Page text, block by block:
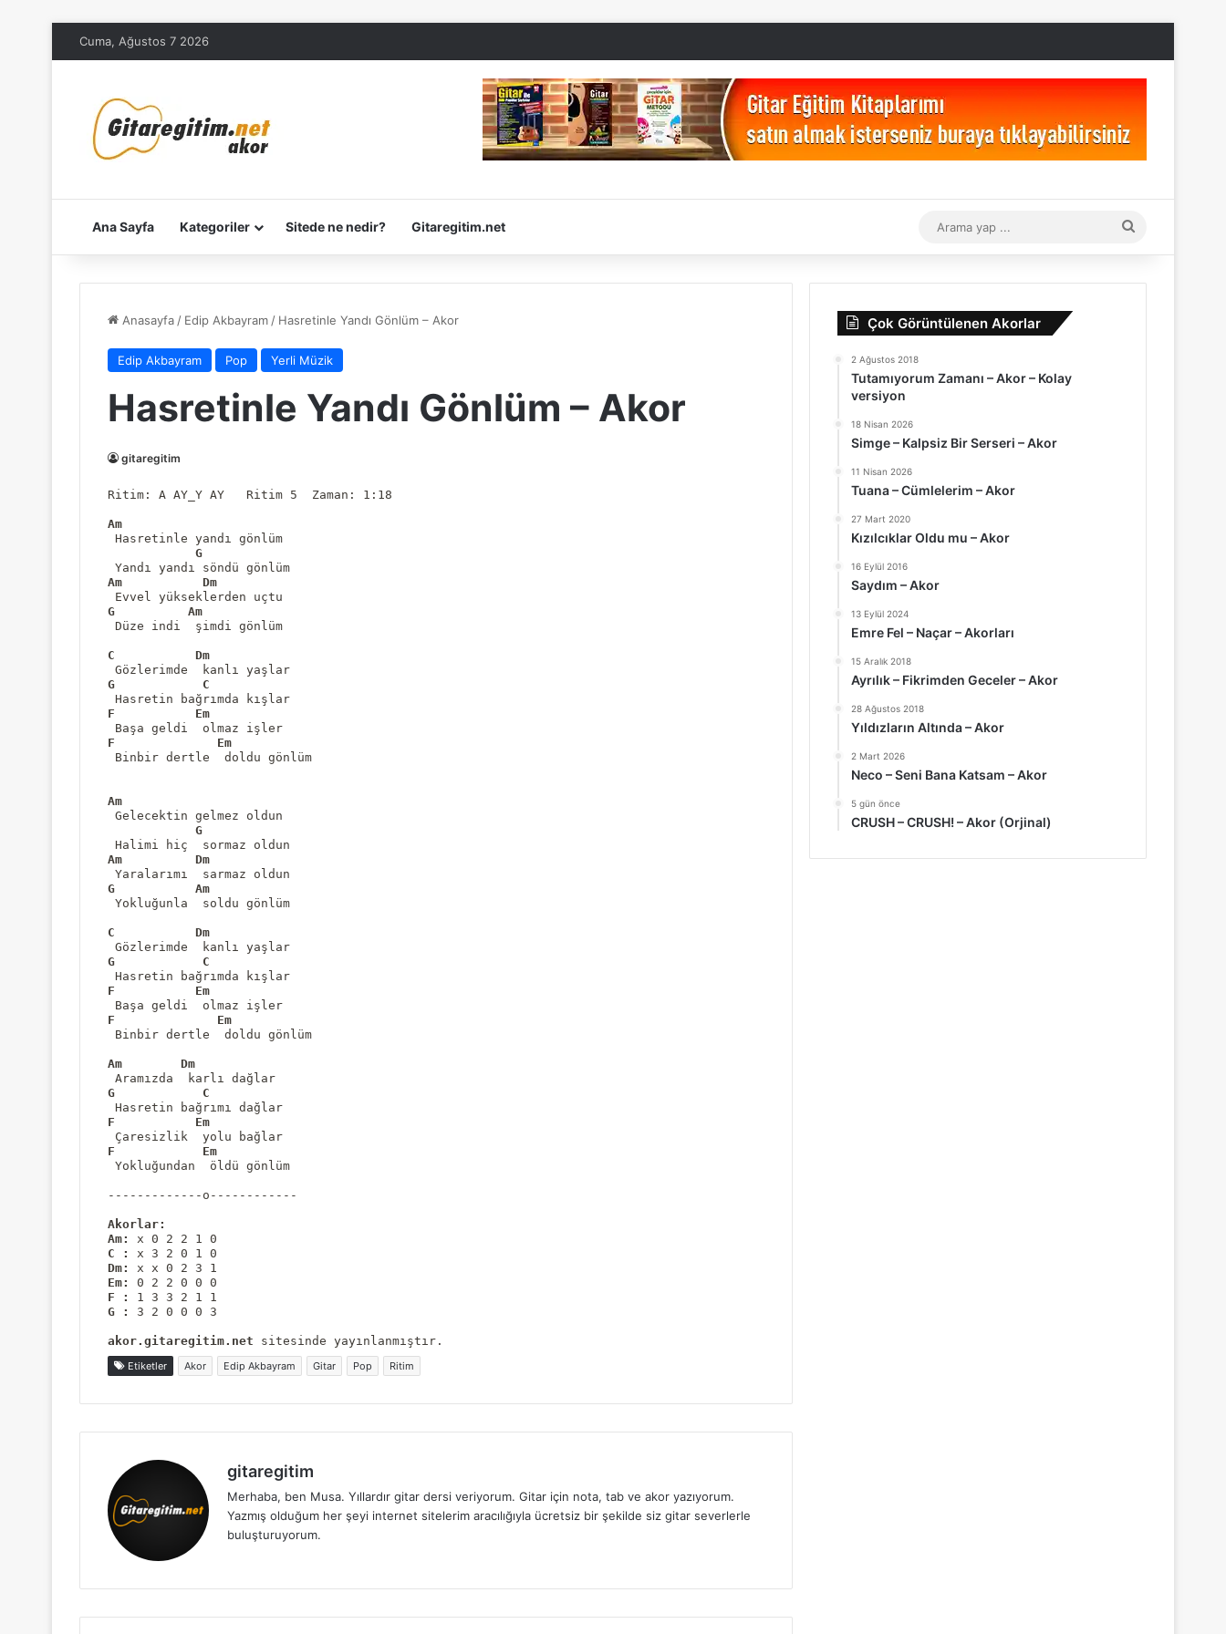
Cuma, Ağustos 7 2026
Ana Sayfa Kategoriler Sitede ne nedir? Gitaregitim.net
yap
Anasayfa / Edip Akbayram / Hasretinle Yandı Gönlüm – Akor
Edip Akbayram Pop Yerli Müzik
Hasretinle Yandı Gönlüm – Akor
gitaregitim
Ritim: A AY_Y AY   Ritim 5  Zaman: 1:18
Am
Hasretinle yandı gönlüm
G
Am
Dm
G
Am
Düze indi  şimdi gönlüm
C
Dm
G
C
F
Em
F
Em
Binbir dertle  doldu gönlüm
Am
Gelecektin gelmez oldun
G
Am
Dm
G
Am
Yokluğunla  soldu gönlüm
C
Dm
G
C
F
Em
F
Em
Binbir dertle  doldu gönlüm
Am
Dm
G
C
F
Em
F
Em
Yokluğundan  öldü gönlüm
-------------o------------
Am:
C :
Dm:
Em:
F :
G :
3 2 0 0 0 3
akor.gitaregitim.net
Etiketler Akor Edip Akbayram Gitar Pop Ritim
gitaregitim
Merhaba, ben Musa. Yıllardır gitar dersi veriyorum. Gitar için nota, tab ve akor yazıyorum.
Yazmış olduğum her şeyi internet sitelerim aracılığıyla ücretsiz bir şekilde siz gitar severlerle
buluşturuyorum.
Çok Görüntülenen Akorlar
2 Ağustos 2018
Tutamıyorum Zamanı – Akor – Kolay
versiyon
18 Nisan 2026
Simge – Kalpsiz Bir Serseri – Akor
11 Nisan 2026
Tuana – Cümlelerim – Akor
27 Mart 2020
Kızılcıklar Oldu mu – Akor
16 Eylül 2016
Saydım – Akor
13 Eylül 2024
Emre Fel – Naçar – Akorları
15 Aralık 2018
Ayrılık – Fikrimden Geceler – Akor
28 Ağustos 2018
Yıldızların Altında – Akor
2 Mart 2026
Neco – Seni Bana Katsam – Akor
5 gün önce
CRUSH – CRUSH! – Akor (Orjinal)